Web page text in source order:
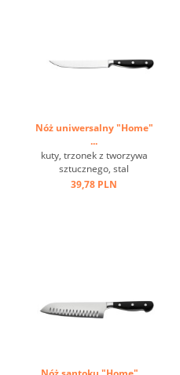
Nóż uniwersalny "Home"
...
kuty, trzonek z tworzywa
sztucznego, stal
milibdenowa ...
39,78 PLN